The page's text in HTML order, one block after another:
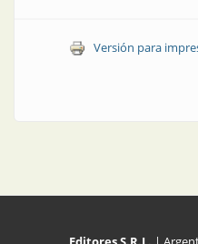
Versión para